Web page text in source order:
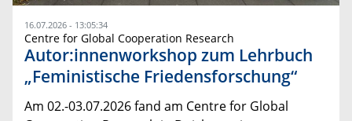
16.07.2026 - 13:05:34
Centre for Global Cooperation Research
Autor:innenworkshop zum Lehrbuch
„Feministische Friedensforschung“
Am 02.-03.07.2026 fand am Centre for Global